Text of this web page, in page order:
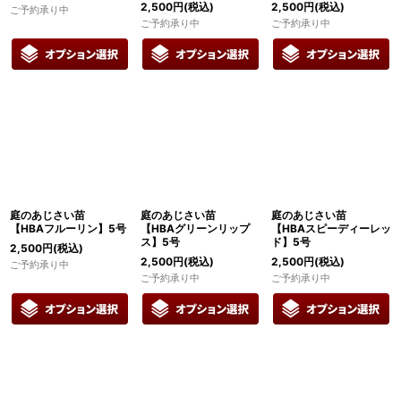
ご予約承り中
2,500円(税込)
ご予約承り中
2,500円(税込)
ご予約承り中
庭のあじさい苗
【HBAフルーリン】5号
2,500円(税込)
ご予約承り中
庭のあじさい苗
【HBAグリーンリップ
ス】5号
2,500円(税込)
ご予約承り中
庭のあじさい苗
【HBAスピーディーレッ
ド】5号
2,500円(税込)
ご予約承り中